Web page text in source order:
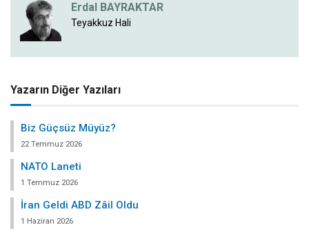
Erdal BAYRAKTAR
Teyakkuz Hali
Yazarın Diğer Yazıları
Biz Güçsüz Müyüz?
22 Temmuz 2026
NATO Laneti
1 Temmuz 2026
İran Geldi ABD Zâil Oldu
1 Haziran 2026